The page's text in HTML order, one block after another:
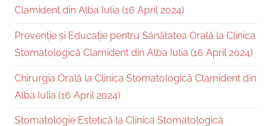
Clamident din Alba Iulia (16 April 2024)
Prevenție și Educație pentru Sănătatea Orală la Clinica
Stomatologică Clamident din Alba Iulia (16 April 2024)
Chirurgia Orală la Clinica Stomatologică Clamident din
Alba Iulia (16 April 2024)
Stomatologie Estetică la Clinica Stomatologică